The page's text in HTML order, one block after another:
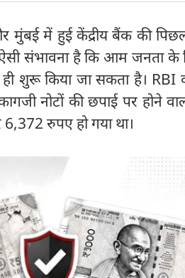
मुंबई में हुई केंद्रीय बैंक की
ऐसी संभावना है कि आम जनता के
शुरू किया जा सकता है। RBI
नोटों की छपाई पर होने
रुपए हो गया था।